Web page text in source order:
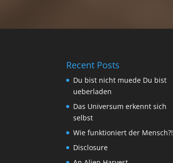
Recent Posts
Du bist nicht muede Du bist
ueberladen
Das Universum erkennt sich
selbst
Wie funktioniert der Mensch?!
Disclosure